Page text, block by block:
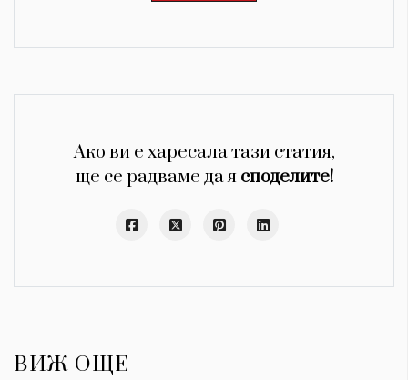
Ако ви е харесала тази статия,
ще се радваме да я споделите!
ВИЖ ОЩЕ